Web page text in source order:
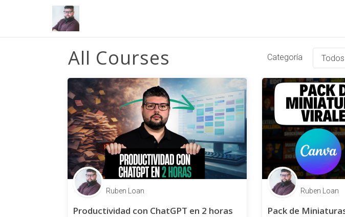
All Courses Categoría
Ruben Loan
Productividad con ChatGPT en 2 horas
Ruben Loan
Pack de